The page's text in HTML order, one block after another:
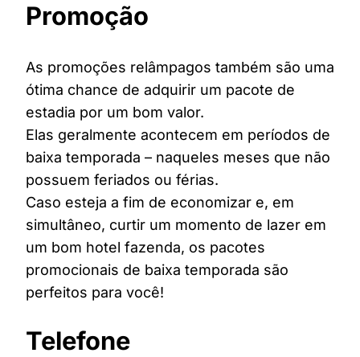
Promoção
As promoções relâmpagos também são uma
ótima chance de adquirir um pacote de
estadia por um bom valor.
Elas geralmente acontecem em períodos de
baixa temporada – naqueles meses que não
possuem feriados ou férias.
Caso esteja a fim de economizar e, em
simultâneo, curtir um momento de lazer em
um bom hotel fazenda, os pacotes
promocionais de baixa temporada são
perfeitos para você!
Telefone